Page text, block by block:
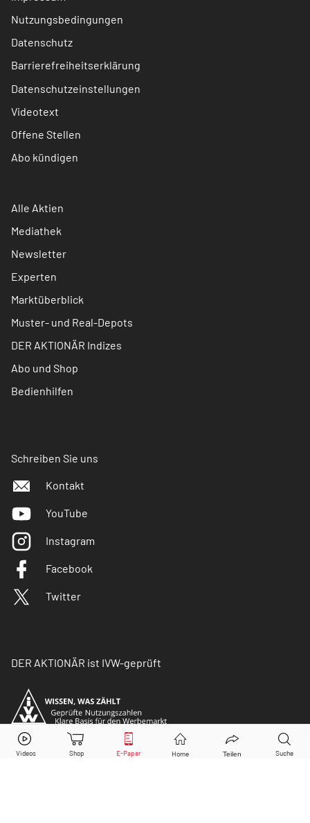
Nutzungsbedingungen
Datenschutz
Barrierefreiheitserklärung
Datenschutzeinstellungen
Videotext
Offene Stellen
Abo kündigen
Alle Aktien
Mediathek
Newsletter
Experten
Marktüberblick
Muster- und Real-Depots
DER AKTIONÄR Indizes
Abo und Shop
Bedienhilfen
Schreiben Sie uns
Kontakt
YouTube
Instagram
Facebook
Twitter
DER AKTIONÄR ist IVW-geprüft